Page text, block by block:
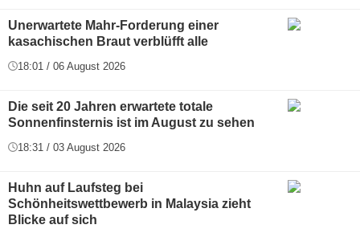
Unerwartete Mahr-Forderung einer
kasachischen Braut verblüfft alle
18:01 / 06 August 2026
Die seit 20 Jahren erwartete totale
Sonnenfinsternis ist im August zu sehen
18:31 / 03 August 2026
Huhn auf Laufsteg bei
Schönheitswettbewerb in Malaysia zieht
Blicke auf sich